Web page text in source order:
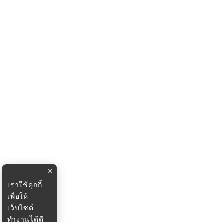
×
เราใช้คุกกี้
เพื่อให้
เว็บไซต์
ทำงานได้ดี